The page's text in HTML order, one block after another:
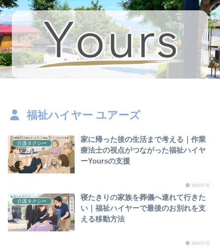
福祉ハイヤー ユアーズ
介護タクシー
家に帰った後の生活まで考える｜作業
療法士の視点がつながった福祉ハイヤ
ーYoursの支援
2026.07.25
介護タクシー
寝たきりの家族を葬儀へ連れて行きた
い｜福祉ハイヤーで最後のお別れを支
える移動方法
2026.07.22